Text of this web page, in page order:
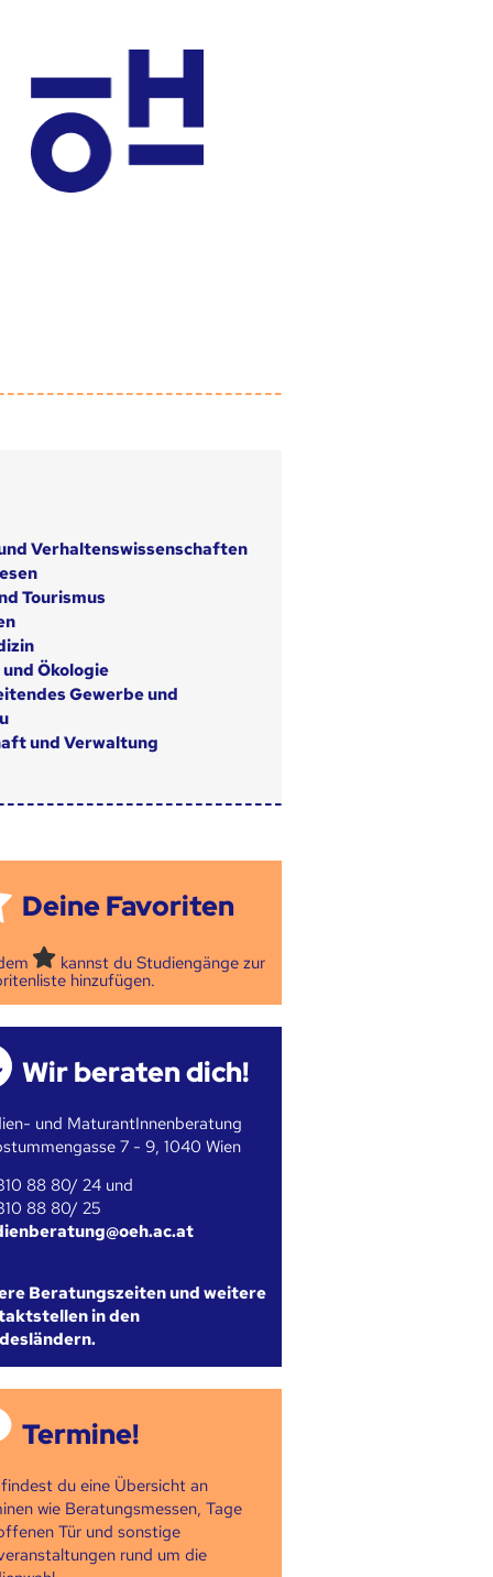
Verhaltenswissenschaften
Tourismus
Ökologie
Gewerbe und
und Verwaltung
Deine Favoriten
kannst du Studiengänge zur
hinzufügen.
Wir beraten dich!
und MaturantInnenberatung
7 - 9, 1040 Wien
88 80/ 24 und
88 80/ 25
Beratungszeiten und weitere
in den
Termine!
du eine Übersicht an
wie Beratungsmessen, Tage
Tür und sonstige
rund um die